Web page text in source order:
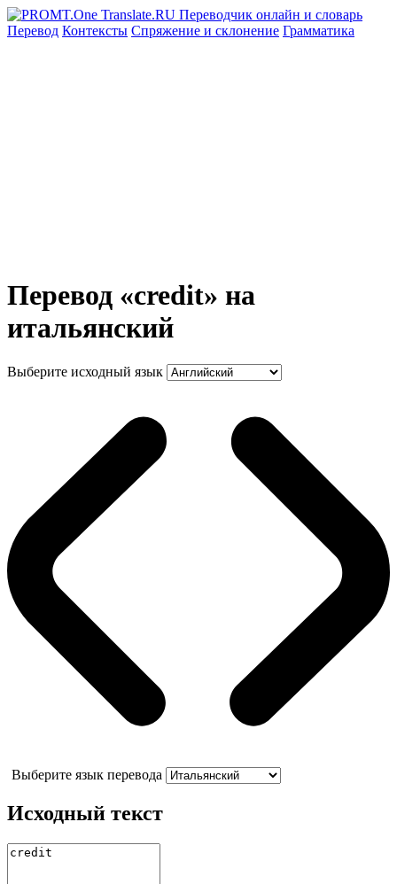
Перевод Контексты Спряжение и склонение Грамматика
Перевод «credit» на
итальянский
Выберите исходный язык
Выберите язык перевода
Исходный текст